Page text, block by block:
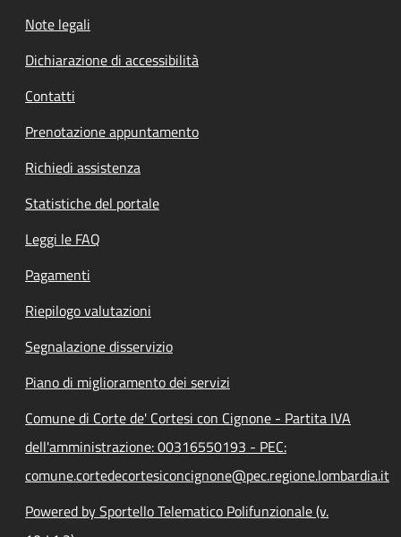
Note legali
Dichiarazione di accessibilità
Contatti
Prenotazione appuntamento
Richiedi assistenza
Statistiche del portale
Leggi le FAQ
Pagamenti
Riepilogo valutazioni
Segnalazione disservizio
Piano di miglioramento dei servizi
Comune di Corte de' Cortesi con Cignone - Partita IVA
dell'amministrazione: 00316550193 - PEC:
comune.cortedecortesiconcignone@pec.regione.lombardia.it
Powered by Sportello Telematico Polifunzionale (v.